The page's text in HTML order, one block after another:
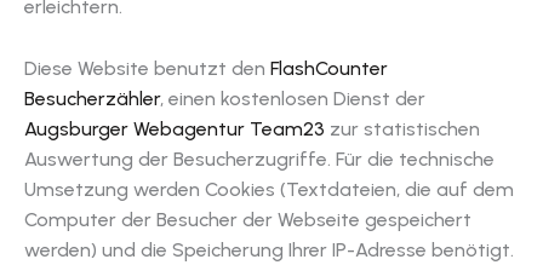
erleichtern.
Diese Website benutzt den FlashCounter
Besucherzähler, einen kostenlosen Dienst der
Augsburger Webagentur Team23 zur statistischen
Auswertung der Besucherzugriffe. Für die technische
Umsetzung werden Cookies (Textdateien, die auf dem
Computer der Besucher der Webseite gespeichert
werden) und die Speicherung Ihrer IP-Adresse benötigt.